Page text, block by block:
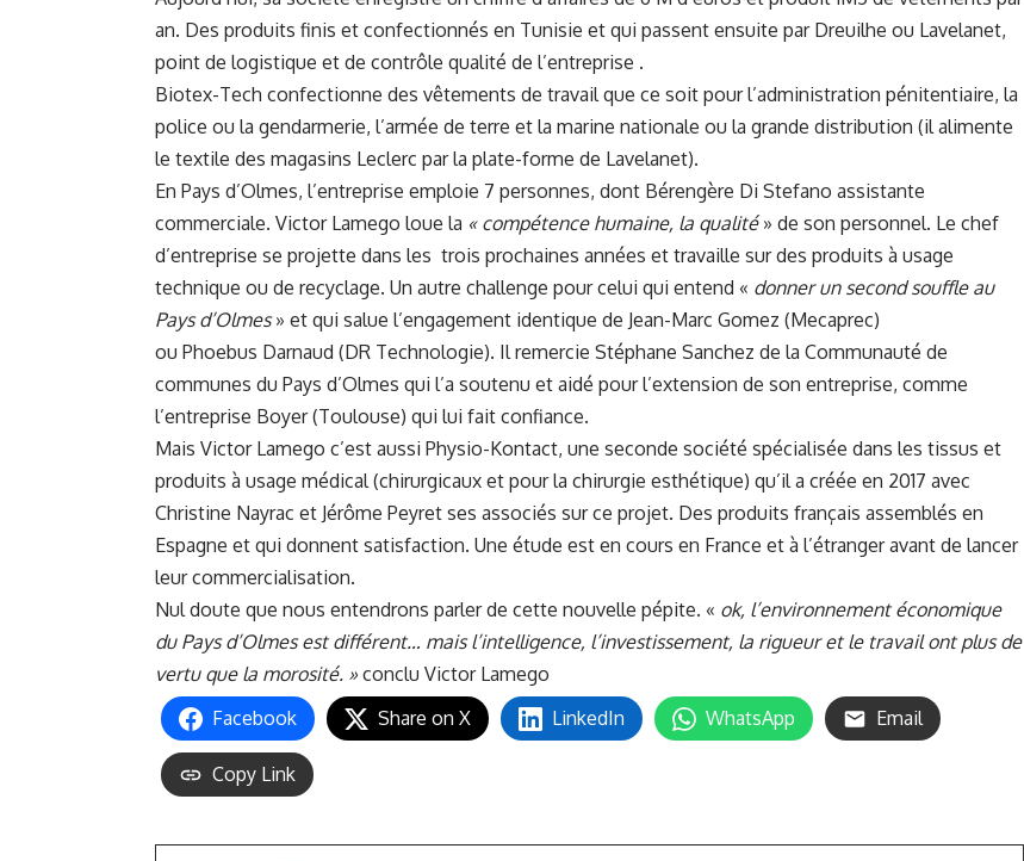
an. Des produits finis et confectionnés en Tunisie et qui passent ensuite par Dreuilhe ou Lavelanet,
point de logistique et de contrôle qualité de l’entreprise .
Biotex-Tech confectionne des vêtements de travail que ce soit pour l’administration pénitentiaire, la
police ou la gendarmerie, l’armée de terre et la marine nationale ou la grande distribution (il alimente
le textile des magasins Leclerc par la plate-forme de Lavelanet).
En Pays d’Olmes, l’entreprise emploie 7 personnes, dont Bérengère Di Stefano assistante
commerciale. Victor Lamego loue la « compétence humaine, la qualité» de son personnel. Le chef
d’entreprise se projette dans les trois prochaines années et travaille sur des produits à usage
technique ou de recyclage. Un autre challenge pour celui qui entend « donner un second souffle au
Pays d’Olmes» et qui salue l’engagement identique de Jean-Marc Gomez (Mecaprec)
ou Phoebus Darnaud (DR Technologie). Il remercie Stéphane Sanchez de la Communauté de
communes du Pays d’Olmes qui l’a soutenu et aidé pour l’extension de son entreprise, comme
l’entreprise Boyer (Toulouse) qui lui fait confiance.
Mais Victor Lamego c’est aussi Physio-Kontact, une seconde société spécialisée dans les tissus et
produits à usage médical (chirurgicaux et pour la chirurgie esthétique) qu’il a créée en 2017 avec
Christine Nayrac et Jérôme Peyret ses associés sur ce projet. Des produits français assemblés en
Espagne et qui donnent satisfaction. Une étude est en cours en France et à l’étranger avant de lancer
leur commercialisation.
Nul doute que nous entendrons parler de cette nouvelle pépite. « ok, l’environnement économique
du Pays d’Olmes est différent… mais l’intelligence, l’investissement, la rigueur et le travail ont plus de
vertu que la morosité. » conclu Victor Lamego
Facebook
Share on X LinkedIn WhatsApp Email
Copy Link